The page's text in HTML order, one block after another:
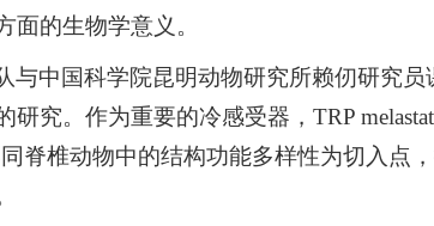
面的生物学意义。
与中国科学院昆明动物研究所赖仞研究
研究。作为重要的冷感受器，TRP
脊椎动物中的结构功能多样性为切入点